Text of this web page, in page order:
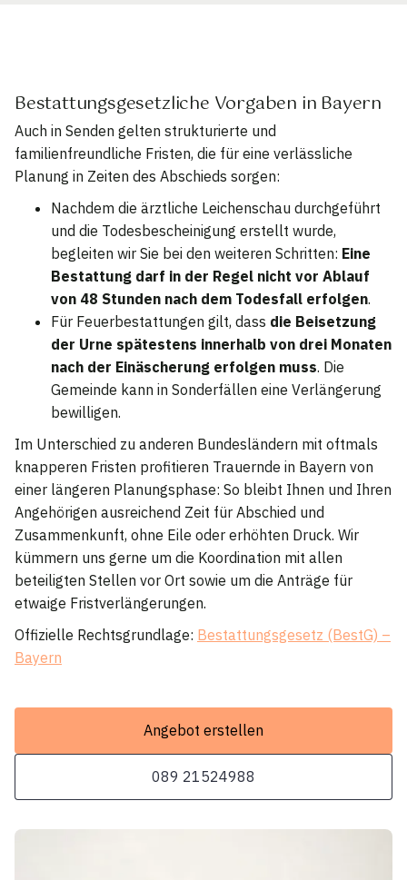
Bestattungsgesetzliche Vorgaben in Bayern
Auch in Senden gelten strukturierte und
familienfreundliche Fristen, die für eine verlässliche
Planung in Zeiten des Abschieds sorgen:
Nachdem die ärztliche Leichenschau durchgeführt
und die Todesbescheinigung erstellt wurde,
begleiten wir Sie bei den weiteren Schritten: Eine
Bestattung darf in der Regel nicht vor Ablauf
von 48 Stunden nach dem Todesfall erfolgen.
Für Feuerbestattungen gilt, dass die Beisetzung
der Urne spätestens innerhalb von drei Monaten
nach der Einäscherung erfolgen muss. Die
Gemeinde kann in Sonderfällen eine Verlängerung
bewilligen.
Im Unterschied zu anderen Bundesländern mit oftmals
knapperen Fristen profitieren Trauernde in Bayern von
einer längeren Planungsphase: So bleibt Ihnen und Ihren
Angehörigen ausreichend Zeit für Abschied und
Zusammenkunft, ohne Eile oder erhöhten Druck. Wir
kümmern uns gerne um die Koordination mit allen
beteiligten Stellen vor Ort sowie um die Anträge für
etwaige Fristverlängerungen.
Offizielle Rechtsgrundlage: Bestattungsgesetz (BestG) –
Bayern
Angebot erstellen
089 21524988